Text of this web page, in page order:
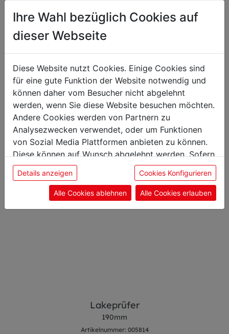
Das könnte Sie auch
interessieren
Lakeprüfer
190mm
Artikelnummer: 005814
Bogensäge
Ihre Wahl bezüglich Cookies auf
dieser Webseite
Diese Website nutzt Cookies. Einige Cookies sind
für eine gute Funktion der Website notwendig und
können daher vom Besucher nicht abgelehnt
werden, wenn Sie diese Website besuchen möchten.
Andere Cookies werden von Partnern zu
Analysezwecken verwendet, oder um Funktionen
von Sozial Media Plattformen anbieten zu können.
Diese können auf Wunsch abgelehnt werden. Sofern
sie unsere Webseite weiter nutzen, geben Sie
Einwilligung zu unseren Cookies.
Details anzeigen Cookies Konfigurieren
Alle Cookies ablehnen Alle Cookies erlauben